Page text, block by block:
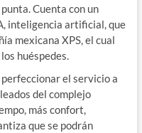
Cuenta con un
inteligencia artificial, que
mexicana XPS, el cual
huéspedes.
el servicio a
del complejo
más confort,
que se podrán